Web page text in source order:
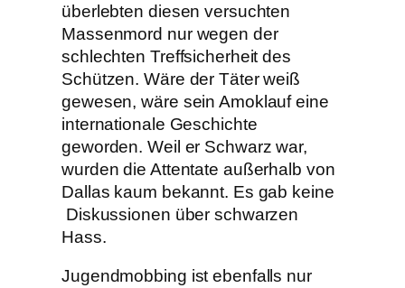
überlebten diesen versuchten
Massenmord nur wegen der
schlechten Treffsicherheit des
Schützen. Wäre der Täter weiß
gewesen, wäre sein Amoklauf eine
internationale Geschichte
geworden. Weil er Schwarz war,
wurden die Attentate außerhalb von
Dallas kaum bekannt. Es gab keine
Diskussionen über schwarzen
Hass.
Jugendmobbing ist ebenfalls nur